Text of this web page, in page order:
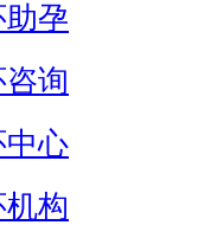
孕
询
中心
构